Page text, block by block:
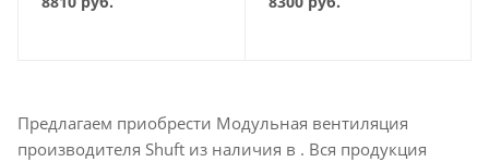
Предлагаем приобрести Модульная вентиляция
производителя Shuft из наличия в . Вся продукция